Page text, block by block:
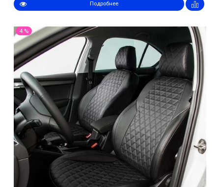
Подробнее
4 %